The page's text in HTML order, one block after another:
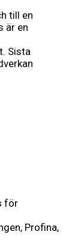
till en
är en
Sista
för
Profina,